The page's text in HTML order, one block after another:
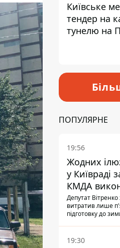
Київське
тендер на
тунелю на
ПОПУЛЯРНЕ
19:56
Жодних
у Київраді
КМДА
стійкості
Депутат
витратив лише
підготовку до
19:30